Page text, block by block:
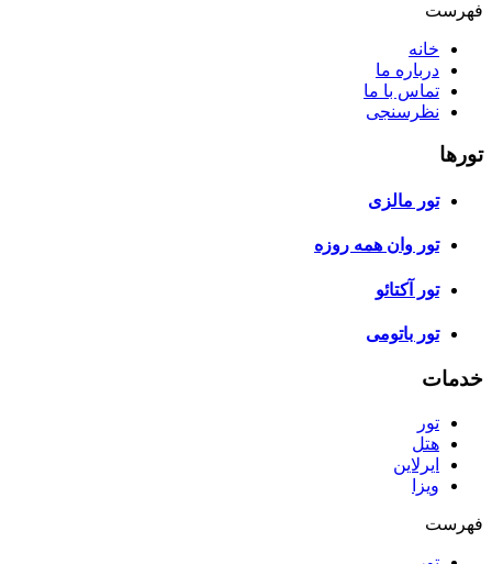
فهرست
خانه
درباره ما
تماس با ما
نظرسنجی
تورها
تور مالزی
تور وان همه روزه
تور آکتائو
تور باتومی
خدمات
تور
هتل
ایرلاین
ویزا
فهرست